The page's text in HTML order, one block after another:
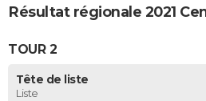
Résultat régionale 2021
TOUR 2
Tête de liste
Liste